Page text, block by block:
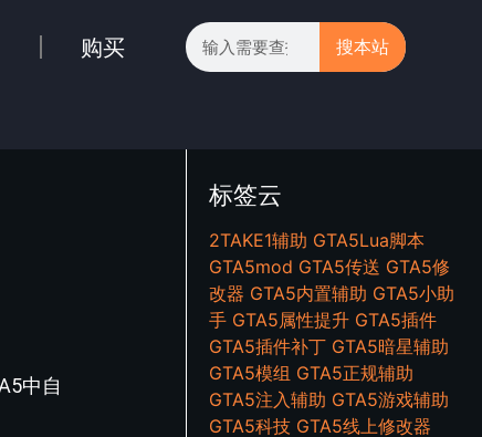
购买 搜本站
中自
标签云
2TAKE1辅助 GTA5Lua脚本
GTA5mod GTA5传送 GTA5修
改器 GTA5内置辅助 GTA5小助
手 GTA5属性提升 GTA5插件
GTA5插件补丁 GTA5暗星辅助
GTA5模组 GTA5正规辅助
GTA5注入辅助 GTA5游戏辅助
GTA5科技 GTA5线上修改器